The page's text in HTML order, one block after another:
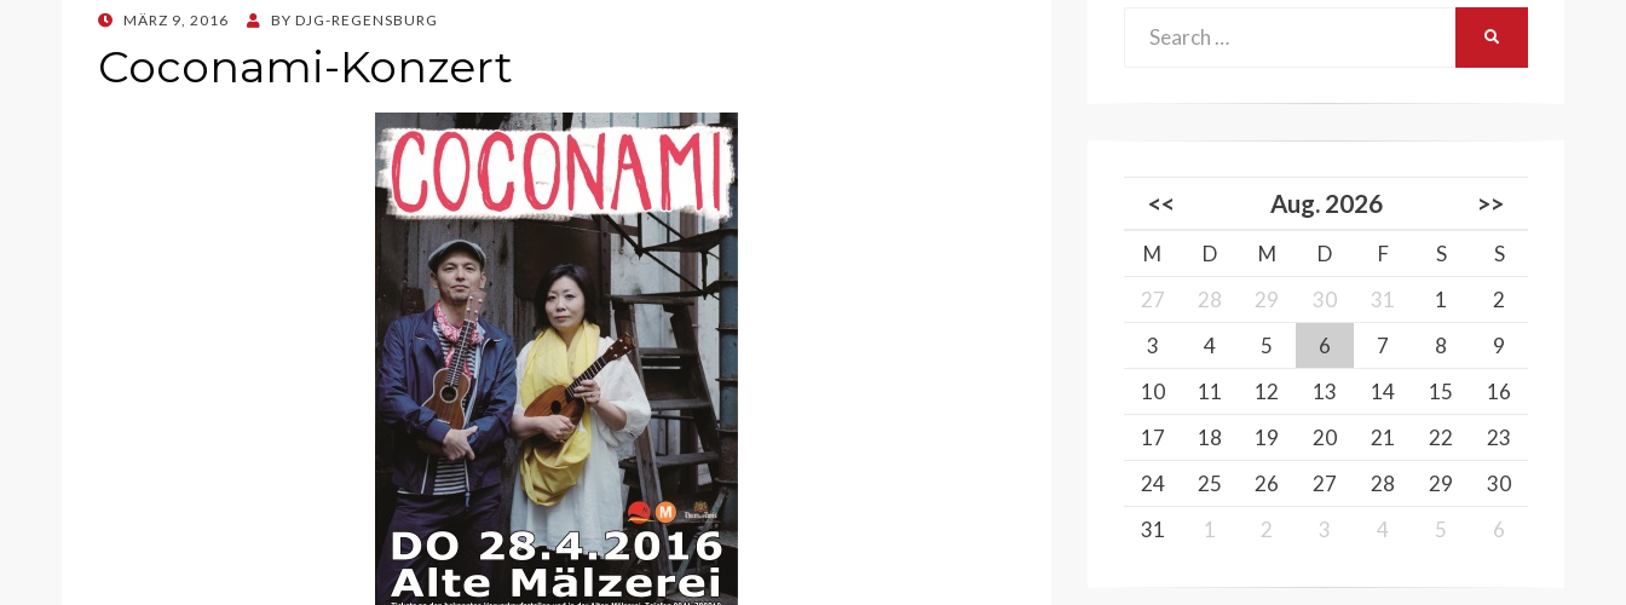
POSTED
MÄRZ 9, 2016 BY DJG-REGENSBURG
Coconami-Konzert
Search
<< Aug. 2026 >>
M D M D F S
S
27
28 29 30 31 1
2
3
4 5 6 7 8
9
10
11 12 13 14 15
16
17
18 19 20 21 22
23
24
25 26 27 28 29
30
31
1 2 3 4 5 6